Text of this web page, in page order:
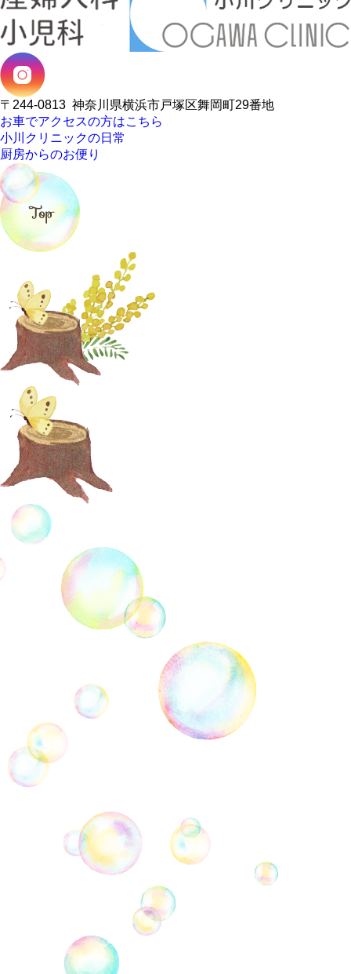
〒244-0813 神奈川県横浜市戸塚区舞岡町29番地
お車でアクセスの方はこちら
小川クリニックの日常
厨房からのお便り